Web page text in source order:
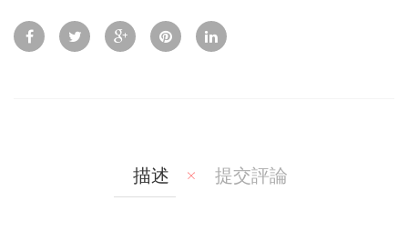
Vie
w
To
Wis
To
Co
描述 提交評論